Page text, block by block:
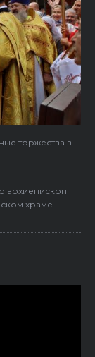
торжества в
архиепископ
храме